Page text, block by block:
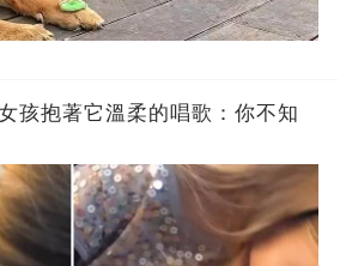
孩抱著它溫柔的唱歌：你不知